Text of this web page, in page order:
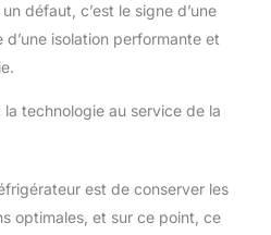
défaut, c’est le signe d’une
isolation performante et
technologie au service de la
est de conserver les
optimales, et sur ce point, ce